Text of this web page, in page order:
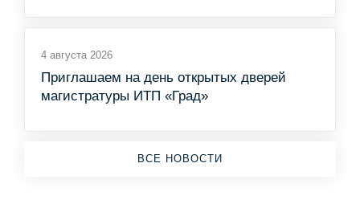
4 августа 2026
Приглашаем на день открытых дверей
магистратуры ИТП «Град»
ВСЕ НОВОСТИ